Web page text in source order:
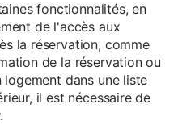
fonctionnalités, en
de l'accès aux
la réservation, comme
de la réservation ou
dans une liste
il est nécessaire de